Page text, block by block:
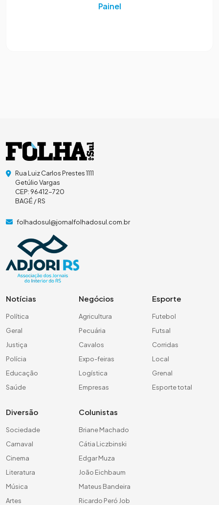
Painel
Rua Luiz Carlos Prestes 1111
Getúlio Vargas
CEP: 96412-720
BAGÉ / RS
folhadosul@jornalfolhadosul.com.br
Notícias
Política
Geral
Justiça
Polícia
Educação
Saúde
Negócios
Agricultura
Pecuária
Cavalos
Expo-feiras
Logística
Empresas
Esporte
Futebol
Futsal
Corridas
Local
Grenal
Esporte total
Diversão
Sociedade
Carnaval
Cinema
Literatura
Música
Artes
Colunistas
Briane Machado
Cátia Liczbinski
Edgar Muza
João Eichbaum
Mateus Bandeira
Ricardo Peró Job